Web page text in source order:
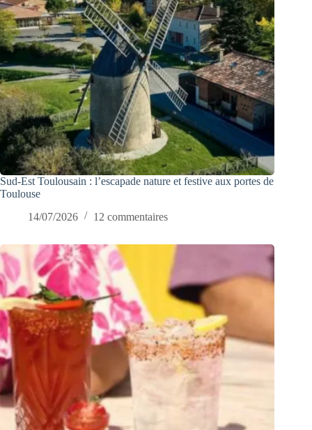
Sud-Est Toulousain : l’escapade nature et festive aux portes de
Toulouse
14/07/2026
12 commentaires